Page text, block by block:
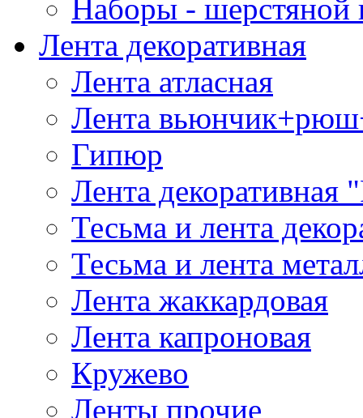
Наборы - шерстяной
Лента декоративная
Лента атласная
Лента
Гипюр
Лента декоративная
Тесьма и лента
Тесьма и лента
Лента жаккардовая
Лента капроновая
Кружево
Ленты прочие